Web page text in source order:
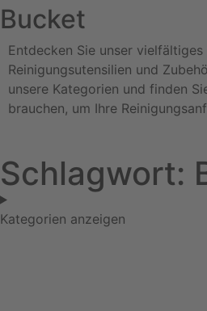
Bucket
Entdecken Sie unser
Reinigungsutensilien und
unsere Kategorien und finden
brauchen, um Ihre
Schlagwort:
Kategorien anzeigen